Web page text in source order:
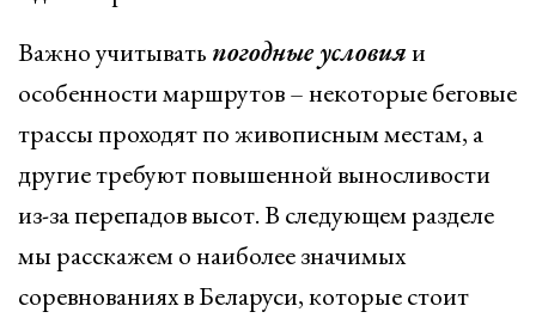
Важно учитывать погодные условияи
особенности маршрутов – некоторые беговые
трассы проходят по живописным местам, а
другие требуют повышенной выносливости
из-за перепадов высот. В следующем разделе
мы расскажем о наиболее значимых
соревнованиях в Беларуси, которые стоит